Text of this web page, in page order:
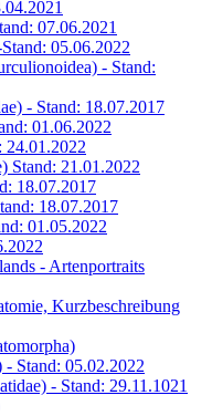
07.06.2021
05.06.2022
- Stand:
- Stand: 18.07.2017
01.06.2022
24.01.2022
Stand: 21.01.2022
18.07.2017
18.07.2017
01.05.2022
- Artenportraits
Kurzbeschreibung
- Stand: 05.02.2022
- Stand: 29.11.1021